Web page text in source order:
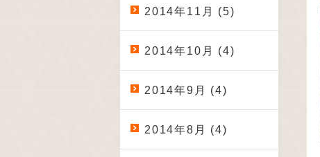
2014年11月 (5)
2014年10月 (4)
2014年9月 (4)
2014年8月 (4)